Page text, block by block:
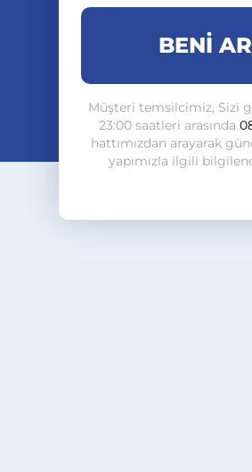
BENİ
Müşteri temsilcimiz, Sizi
23:00 saatleri arasında
hattımızdan arayarak
yapımızla ilgili